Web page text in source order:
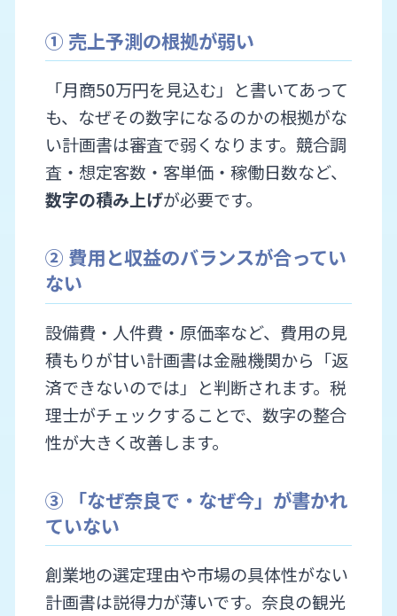
① 売上予測の根拠が弱い
「月商50万円を見込む」と書いてあって
も、なぜその数字になるのかの根拠がな
い計画書は審査で弱くなります。競合調
査・想定客数・客単価・稼働日数など、
数字の積み上げが必要です。
② 費用と収益のバランスが合ってい
ない
設備費・人件費・原価率など、費用の見
積もりが甘い計画書は金融機関から「返
済できないのでは」と判断されます。税
理士がチェックすることで、数字の整合
性が大きく改善します。
③ 「なぜ奈良で・なぜ今」が書かれ
ていない
創業地の選定理由や市場の具体性がない
計画書は説得力が薄いです。奈良の観光